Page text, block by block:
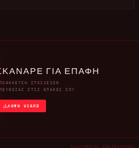
ΓΙΑ ΕΠΑΦΗ
ΣΤΟΙΧΕΊΩΝ
ΣΤΙΣ ΕΠΑΦΈΣ ΣΟΥ
ΛΉΨΗ VCARD
ELECTRICAL ENGINEERING